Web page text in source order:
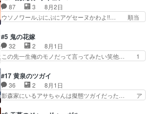
てんやわんや。働いて大変… 地道に働き人と関わ
る日々の中に愛を見いだ…
んカッケー、色んな意味でwゲームが… 姉から性
的興奮覚えてないよね？なんて言わ… テーマ：引
きこもりの理由感想は、久しぶり… 元ゲーマーな
んの距離感おかしいね(*´… 糸と源ははよ好きお
うとると言わんかい！引… ショウくんと対等に話
すためにゲームをする…
87 3
8月2日
ウソノワールぷにぷにアゲセーヌかわよ!!… 順当
取り戻し正式に探偵事務所で働き始め… ポワロ、
元ネタを解説して原作に誘導するの… くれあさん
の探偵としての初事件にしてちょ… ・急にクイズ
番組が始まったw・妖精ウソノ… るるかの助手だ
の！？クレアさん探偵すぎ… 突然のポアロクイズ
は草なんよ。んで、あん… 今回からついにくれあ
が探偵事務所の仲間に…
#5 鬼の花嫁
32 2
8月1日
この先一生俺のモノだって言ってみたい笑他… 1
さん柚子に18年分の誕生日プレゼント… 柚子は
鬼龍院家から初めて学校に通う事にな… プレゼン
ト攻撃ヤバすぎるwwwヴァイオレ… 玲夜さまサ
プライズの、これまでの柚子ちゃ… 玲夜から柚子
#17 黄泉のツガイ
36 2
8月1日
影森家にいるアサちゃんは擬態ツガイだった… ア